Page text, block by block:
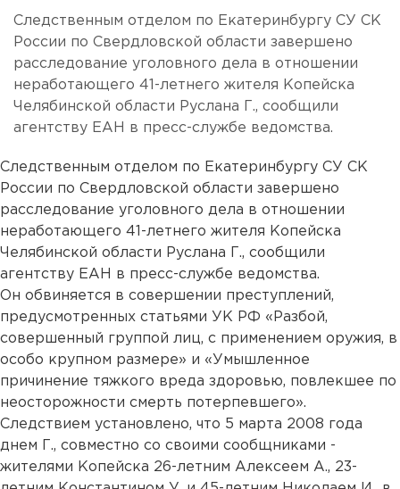
Следственным отделом по Екатеринбургу СУ СК
России по Свердловской области завершено
расследование уголовного дела в отношении
неработающего 41-летнего жителя Копейска
Челябинской области Руслана Г., сообщили
агентству ЕАН в пресс-службе ведомства.
Следственным отделом по Екатеринбургу СУ СК
России по Свердловской области завершено
расследование уголовного дела в отношении
неработающего 41-летнего жителя Копейска
Челябинской области Руслана Г., сообщили
агентству ЕАН в пресс-службе ведомства.
Он обвиняется в совершении преступлений,
предусмотренных статьями УК РФ «Разбой,
совершенный группой лиц, с применением оружия, в
особо крупном размере» и «Умышленное
причинение тяжкого вреда здоровью, повлекшее по
неосторожности смерть потерпевшего».
Следствием установлено, что 5 марта 2008 года
днем Г., совместно со своими сообщниками -
жителями Копейска 26-летним Алексеем А., 23-